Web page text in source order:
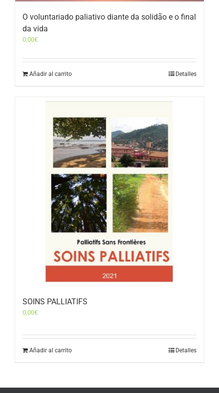
O voluntariado paliativo diante da solidão e o final
da vida
0,00€
Añadir al carrito Detalles
SOINS PALLIATIFS
0,00€
Añadir al carrito Detalles